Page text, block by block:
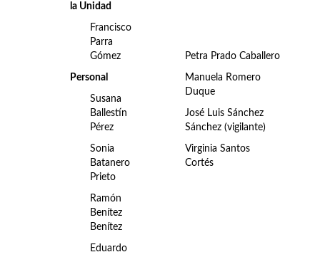
la Unidad
Francisco
Parra
Gómez
Personal
Susana
Ballestín
Pérez
Sonia
Batanero
Prieto
Ramón
Benítez
Benítez
Eduardo
Petra Prado Caballero
Manuela Romero
Duque
José Luis Sánchez
Sánchez (vigilante)
Virginia Santos
Cortés